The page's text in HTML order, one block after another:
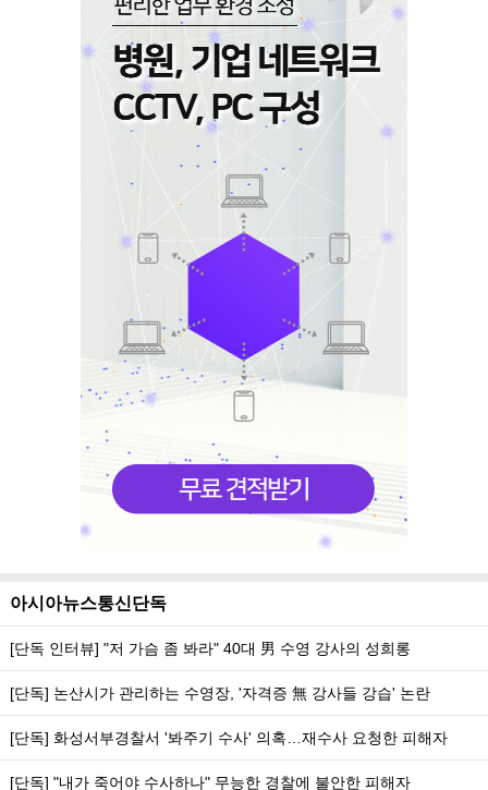
아시아뉴스통신단독
[단독 인터뷰] "저 가슴 좀 봐라" 40대 男 수영 강사의 성희롱
[단독] 논산시가 관리하는 수영장, '자격증 無 강사들 강습' 논란
[단독] 화성서부경찰서 '봐주기 수사' 의혹…재수사 요청한 피해자
[단독] "내가 죽어야 수사하나" 무능한 경찰에 불안한 피해자